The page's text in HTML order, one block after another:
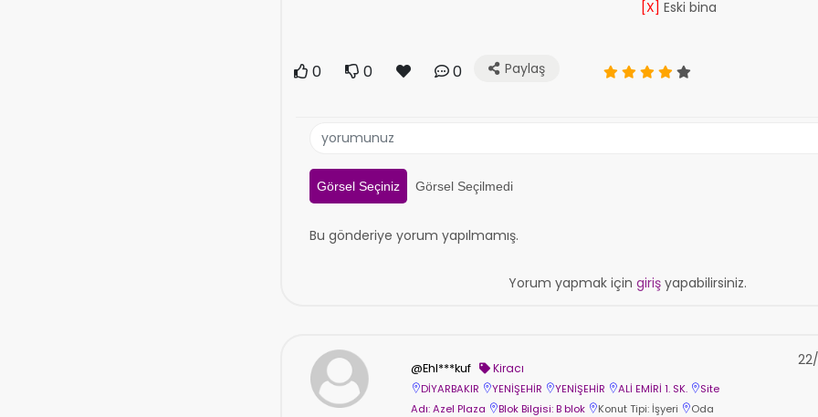
[X] Eski bina
0 0 0 Paylaş
Görsel Seçiniz Görsel Seçilmedi
Bu gönderiye yorum yapılmamış.
Yorum yapmak için girişyapabilirsiniz.
@Ehl***kuf Kiracı
DİYARBAKIR YENİŞEHİR YENİŞEHİR ALİ EMİRİ 1. SK.
Site
Adı: Azel Plaza
Blok Bilgisi: B blok Konut Tipi: İşyeri
Oda